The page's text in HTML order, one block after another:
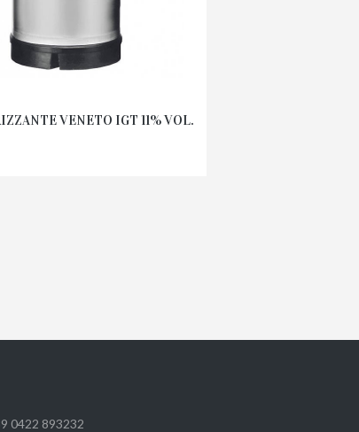
VENETO IGT 11% VOL.
0422 893232